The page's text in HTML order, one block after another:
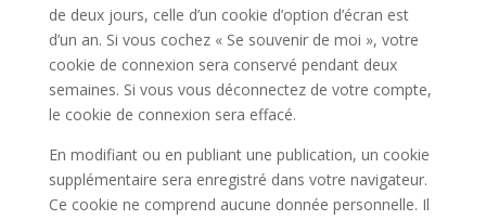
de deux jours, celle d’un cookie d’option d’écran est
d’un an. Si vous cochez « Se souvenir de moi », votre
cookie de connexion sera conservé pendant deux
semaines. Si vous vous déconnectez de votre compte,
le cookie de connexion sera effacé.
En modifiant ou en publiant une publication, un cookie
supplémentaire sera enregistré dans votre navigateur.
Ce cookie ne comprend aucune donnée personnelle. Il